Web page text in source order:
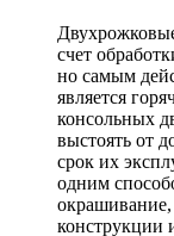
счет
но самым
является
консольных
выстоять от
срок их
одним
конструкции